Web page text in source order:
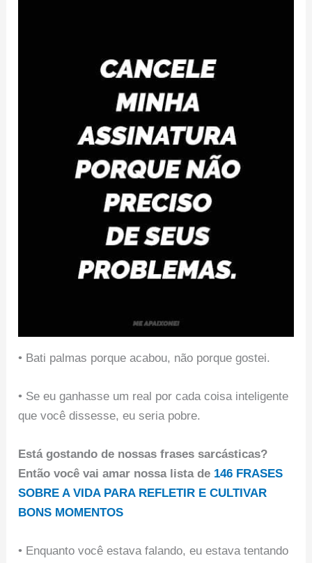
• Bati palmas porque acabou, não porque gostei.
• Se eu ganhasse um real por cada coisa inteligente
que você dissesse, eu seria pobre.
Está gostando de nossas frases sarcásticas?
Então você vai amar nossa lista de 146 FRASES
SOBRE A VIDA PARA REFLETIR E CULTIVAR
BONS MOMENTOS
• Enquanto você estava falando, eu estava tentando